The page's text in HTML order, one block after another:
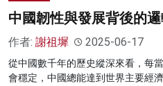
中國韌性與發展背後的
作者: 謝祖墀 2025-06-17
從中國數千年的歷史縱深來看，每
會穩定，中國總能達到世界主要經